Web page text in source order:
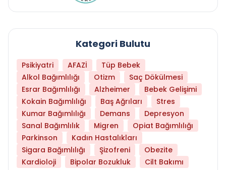
Kategori Bulutu
Psikiyatri AFAZİ
Tüp Bebek
Alkol Bağımlılığı
Otizm
Saç Dökülmesi
Esrar Bağımlılığı
Alzheimer
Bebek Gelişimi
Kokain Bağımlılığı
Baş Ağrıları
Stres
Kumar Bağımlılığı
Demans
Depresyon
Sanal Bağımlılık
Migren
Opiat Bağımlılığı
Parkinson
Kadın Hastalıkları
Sigara Bağımlılığı
Şizofreni
Obezite
Kardioloji
Bipolar Bozukluk Cilt Bakımı